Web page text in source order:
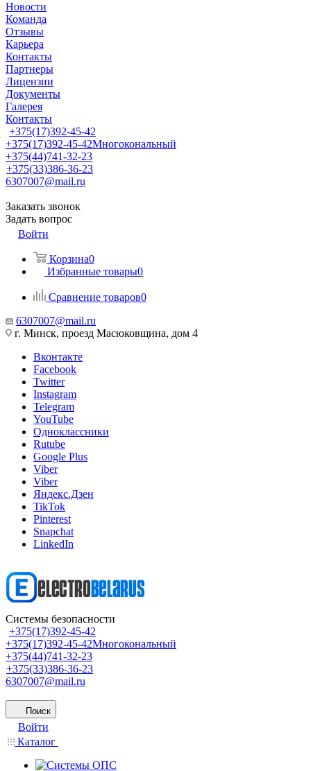
Новости
Команда
Отзывы
Карьера
Контакты
Партнеры
Лицензии
Документы
Галерея
Контакты
+375(17)392-45-42
+375(17)392-45-42Многокональный
+375(44)741-32-23
+375(33)386-36-23
6307007@mail.ru
Заказать звонок
Задать вопрос
Войти
Корзина0
Избранные товары0
Сравнение товаров0
6307007@mail.ru
г. Минск, проезд Масюковщина, дом 4
Вконтакте
Facebook
Twitter
Instagram
Telegram
YouTube
Одноклассники
Rutube
Google Plus
Viber
Viber
Яндекс.Дзен
TikTok
Pinterest
Snapchat
LinkedIn
Системы безопасности
+375(17)392-45-42
+375(17)392-45-42Многокональный
+375(44)741-32-23
+375(33)386-36-23
6307007@mail.ru
Поиск
Войти
Каталог